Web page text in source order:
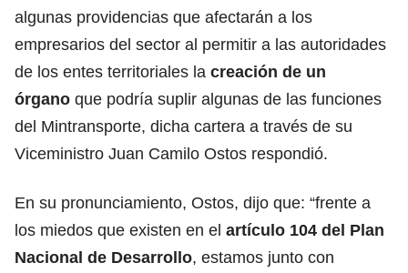
algunas providencias que afectarán a los
empresarios del sector al permitir a las autoridades
de los entes territoriales la creación de un
órgano que podría suplir algunas de las funciones
del Mintransporte, dicha cartera a través de su
Viceministro Juan Camilo Ostos respondió.
En su pronunciamiento, Ostos, dijo que: “frente a
los miedos que existen en el artículo 104 del Plan
Nacional de Desarrollo, estamos junto con